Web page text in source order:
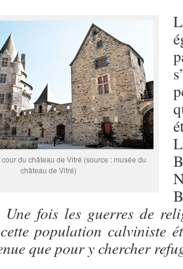
cour du château de Vitré (source : musée du
château de Vitré)
Une fois les guerres de
population calviniste
que pour y chercher